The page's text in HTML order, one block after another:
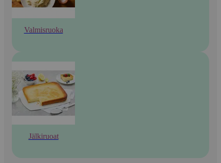
Valmisruoka
Jälkiruoat